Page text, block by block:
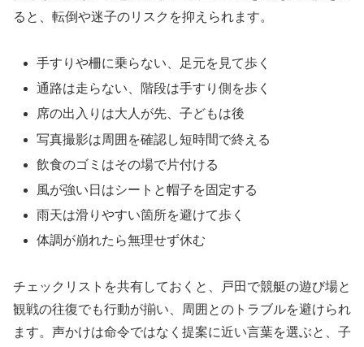
ると、転倒や迷子のリスクを抑えられます。
手すりや柵に乗らない、足元を見て歩く
通路は走らない、階段は手すり側を歩く
席の出入りは大人が先、子どもは後
写真撮影は周囲を確認し短時間で終える
飲食のゴミはその場で片付ける
風が強い日はシートと帽子を固定する
雨天は滑りやすい箇所を避けて歩く
体調が崩れたら無理せず休む
チェックリストを共有しておくと、戸田で競艇の遊び場と
観戦の往復でも行動が揃い、周囲とのトラブルを避けられ
ます。声かけは命令ではなく提案に近い言葉を選ぶと、子